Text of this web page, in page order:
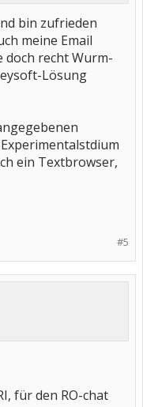
bin zufrieden
meine Email
doch recht Wurm-
Lösung
ein Textbrowser,
#5
für den RO-chat